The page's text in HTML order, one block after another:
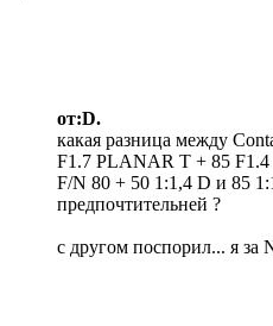
от:D.
какая разница между
F1.7 PLANAR T + 85
F/N 80 + 50 1:1,4 D и 85
предпочтительней ?
с другом поспорил... я за